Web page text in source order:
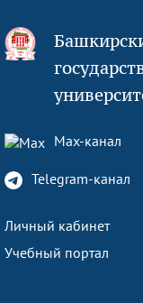
Max-канал
Telegram-канал
Личный кабинет
Учебный портал